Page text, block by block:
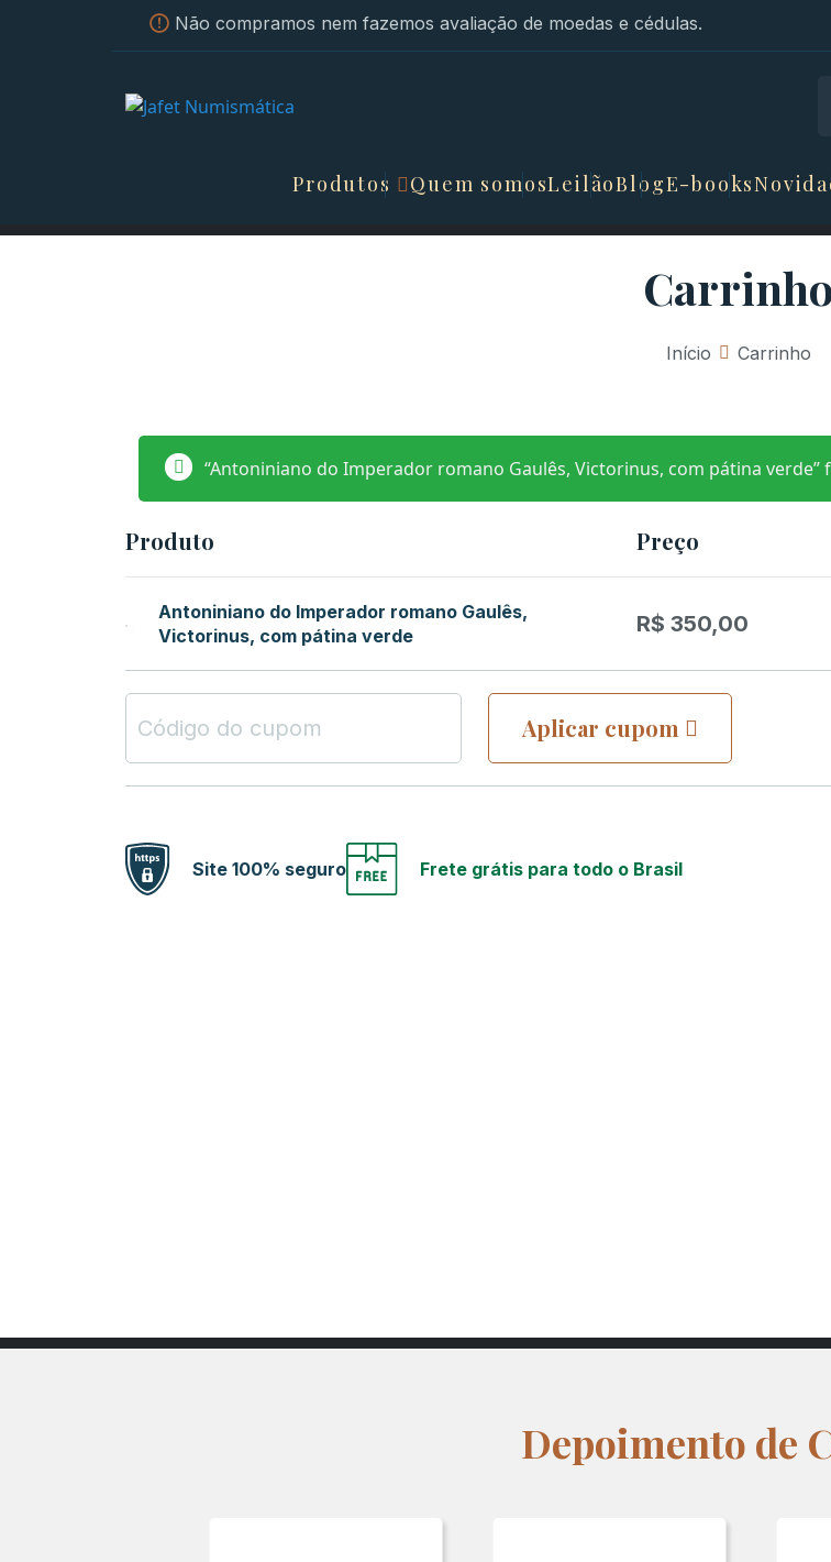
Não compramos nem fazemos avaliação de moedas e cédulas.
Produtos Quem somosLeilãoBlogE-books
Carrinho
Início » Carrinho
“Antoniniano do Imperador romano Gaulês, Victorinus, com pátina
Produto Preço
Antoniniano do Imperador romano Gaulês,
Victorinus, com pátina verde
R$ 350,00
Aplicar cupom
Site 100% seguro Frete grátis para todo o Brasil
Depoimento de